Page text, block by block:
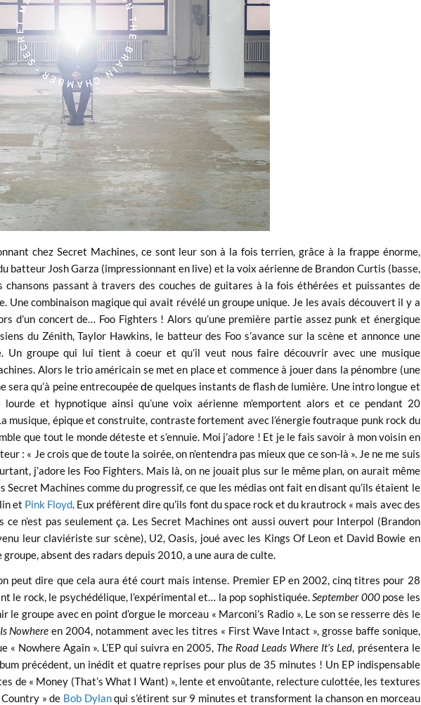
chez Secret Machines, ce sont leur son à la fois terrien, grâce à la frappe énorme,
batteur Josh Garza (impressionnant en live) et la voix aérienne de Brandon Curtis (basse,
passant à travers des couches de guitares à la fois éthérées et puissantes de
Une combinaison magique qui avait révélé un groupe unique. Je les avais découvert il y a
d’un concert de… Foo Fighters ! Alors qu’une première partie assez punk et énergique
du Zénith, Taylor Hawkins, le batteur des Foo s’avance sur la scène et annonce une
Un groupe qui lui tient à coeur et qu’il veut nous faire découvrir avec une musique
Alors le trio américain se met en place et commence à jouer dans la pénombre (une
sera qu’à peine entrecoupéede quelques instants de flash de lumière. Une intro longue et
lourde et hypnotique ainsi qu’une voix aérienne m’emportent alors et ce pendant 20
musique, épique et construite, contraste fortement avec l’énergie foutraque punk rock du
que tout le monde déteste et s’ennuie. Moi j’adore ! Et je le fais savoir à mon voisin en
: « Je crois que de toute la soirée, on n’entendra pas mieux que ce son-là ». Je ne me suis
j’adore les Foo Fighters. Mais là, on ne jouait plus sur le même plan, on aurait même
Secret Machines comme du progressif, ce que les médias ont fait en disant qu’ils étaient le
et Pink Floyd. Eux préfèrent dire qu’ils font du space rock et du krautrock « mais avec des
ce n’est pas seulement ça. Les Secret Machines ont aussi ouvert pour Interpol (Brandon
leur claviériste sur scène), U2, Oasis, joué avec les Kings Of Leon et David Bowie en
groupe, absent des radars depuis 2010, a une aura de culte.
peut dire que cela aura été court mais intense. Premier EP en 2002, cinq titres pour 28
le rock, le psychédélique, l’expérimental et… la pop sophistiquée.September 000pose les
le groupe avec en point d’orgue le morceau « Marconi’s Radio ». Le son se resserre dès le
Nowhereen 2004, notamment avec les titres « First Wave Intact », grosse baffe sonique,
« Nowhere Again ». L’EP qui suivra en 2005, The Road Leads Where It’s Led, présentera le
précédent, un inédit et quatre reprises pour plus de 35 minutes ! Un EP indispensable
de « Money (That’s What I Want) », lente et envoûtante, relecture culottée, les textures
» de Bob Dylanqui s’étirent sur 9 minutes et transforment la chanson en morceau